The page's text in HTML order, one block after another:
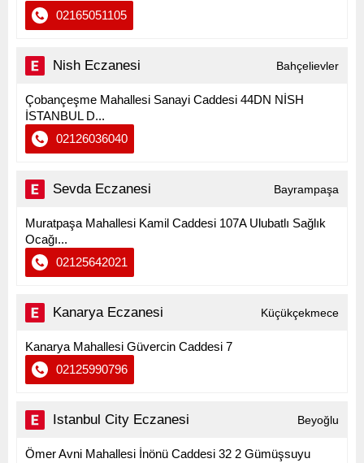
02165051105
Nish Eczanesi Bahçelievler
Çobançeşme Mahallesi Sanayi Caddesi 44DN NİSH
İSTANBUL D...
02126036040
Sevda Eczanesi Bayrampaşa
Muratpaşa Mahallesi Kamil Caddesi 107A Ulubatlı Sağlık
Ocağı...
02125642021
Kanarya Eczanesi Küçükçekmece
Kanarya Mahallesi Güvercin Caddesi 7
02125990796
Istanbul City Eczanesi Beyoğlu
Ömer Avni Mahallesi İnönü Caddesi 32 2 Gümüşsuyu